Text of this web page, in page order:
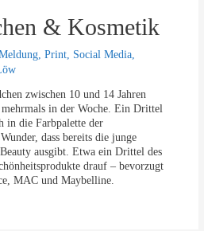
& Kosmetik
,Print Social Media
zwischen 10 und 14 Jahren
in der Woche. Ein Drittel
in die Farbpalette der
dass bereits die junge
ausgibt. Etwa ein Drittel des
drauf – bevorzugt
MAC und Maybelline.